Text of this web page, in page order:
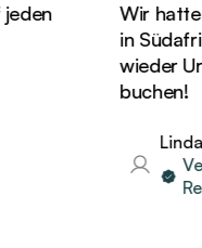
Wir hatten die
in Südafrika
wieder Urlaub
buchen!